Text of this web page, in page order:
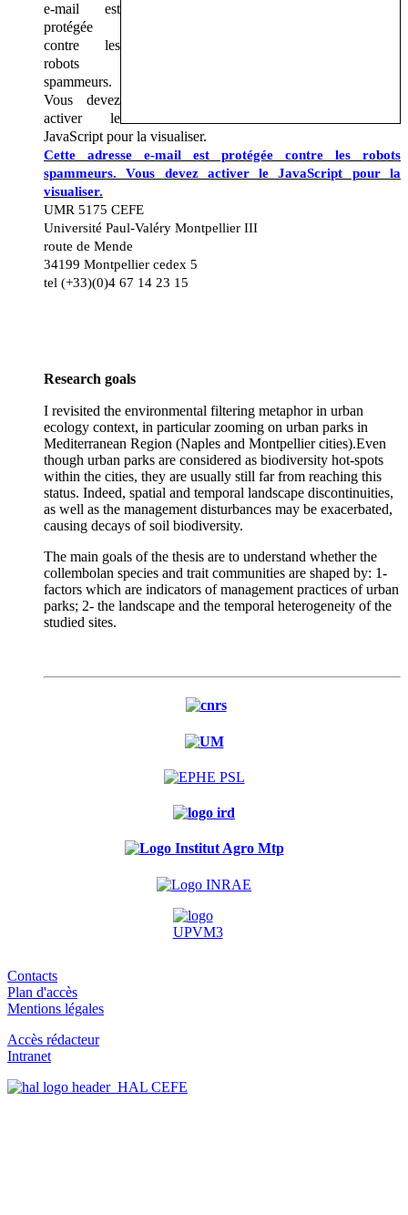
e-mail est
protégée
contre les
robots
spammeurs.
Vous devez
activer le
JavaScript pour la visualiser.
Cette adresse e-mail est protégée contre les robots
spammeurs. Vous devez activer le JavaScript pour la
visualiser.
UMR 5175 CEFE
Université Paul-Valéry Montpellier III
route de Mende
34199 Montpellier cedex 5
tel (+33)(0)4 67 14 23 15
Research goals
I revisited the environmental filtering metaphor in urban
ecology context, in particular zooming on urban parks in
Mediterranean Region (Naples and Montpellier cities).Even
though urban parks are considered as biodiversity hot-spots
within the cities, they are usually still far from reaching this
status. Indeed, spatial and temporal landscape discontinuities,
as well as the management disturbances may be exacerbated,
causing decays of soil biodiversity.
The main goals of the thesis are to understand whether the
collembolan species and trait communities are shaped by: 1-
factors which are indicators of management practices of urban
parks; 2- the landscape and the temporal heterogeneity of the
studied sites.
Contacts
Plan d'accès
Mentions légales
Accès rédacteur
Intranet
HAL CEFE